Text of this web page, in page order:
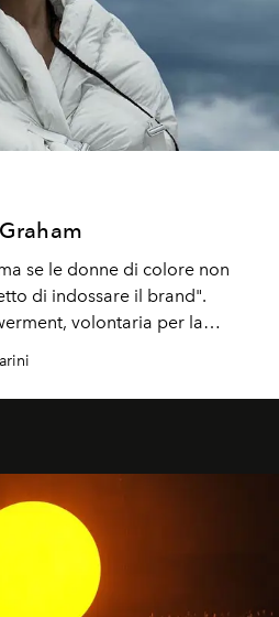
se le donne di colore non
di indossare il brand".
volontaria per la
l'attrice parla di
di inclusione